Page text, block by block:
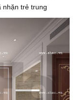
nhặn trẻ trung